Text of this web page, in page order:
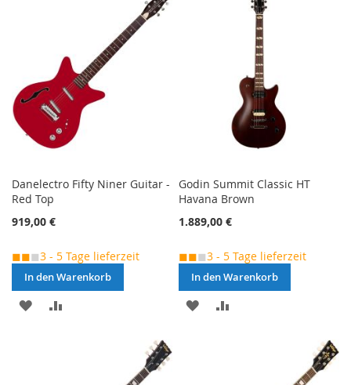
HINZUFÜGEN
Danelectro Fifty Niner Guitar -
Red Top
919,00 €
◼◼◼3 - 5 Tage lieferzeit
In den Warenkorb
MERKEN
Godin Summit Classic HT
Havana Brown
1.889,00 €
◼◼◼3 - 5 Tage lieferzeit
In den Warenkorb
MERKEN